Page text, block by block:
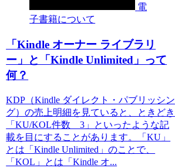
電
子書籍について
「Kindle オーナー ライブラリ
ー」と「Kindle Unlimited」って
何？
KDP（Kindle ダイレクト・パブリッシン
グ）の売上明細を見ていると、ときどき
「KU/KOL件数 3」といったような記
載を目にすることがあります。「KU」
とは「Kindle Unlimited」のことで、
「KOL」とは「Kindle オ...